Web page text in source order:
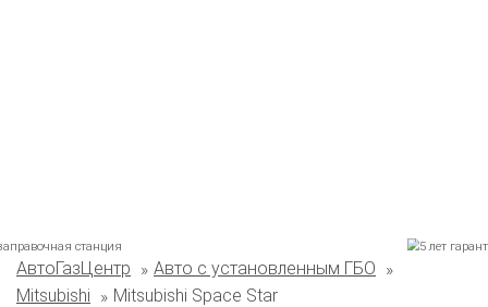
Комплекты ГБО на иномарки:
BMW
Ford Geely HAVAL
АвтоГазЦентр
Авто с установленным ГБО
Mitsubishi
Mitsubishi Space Star